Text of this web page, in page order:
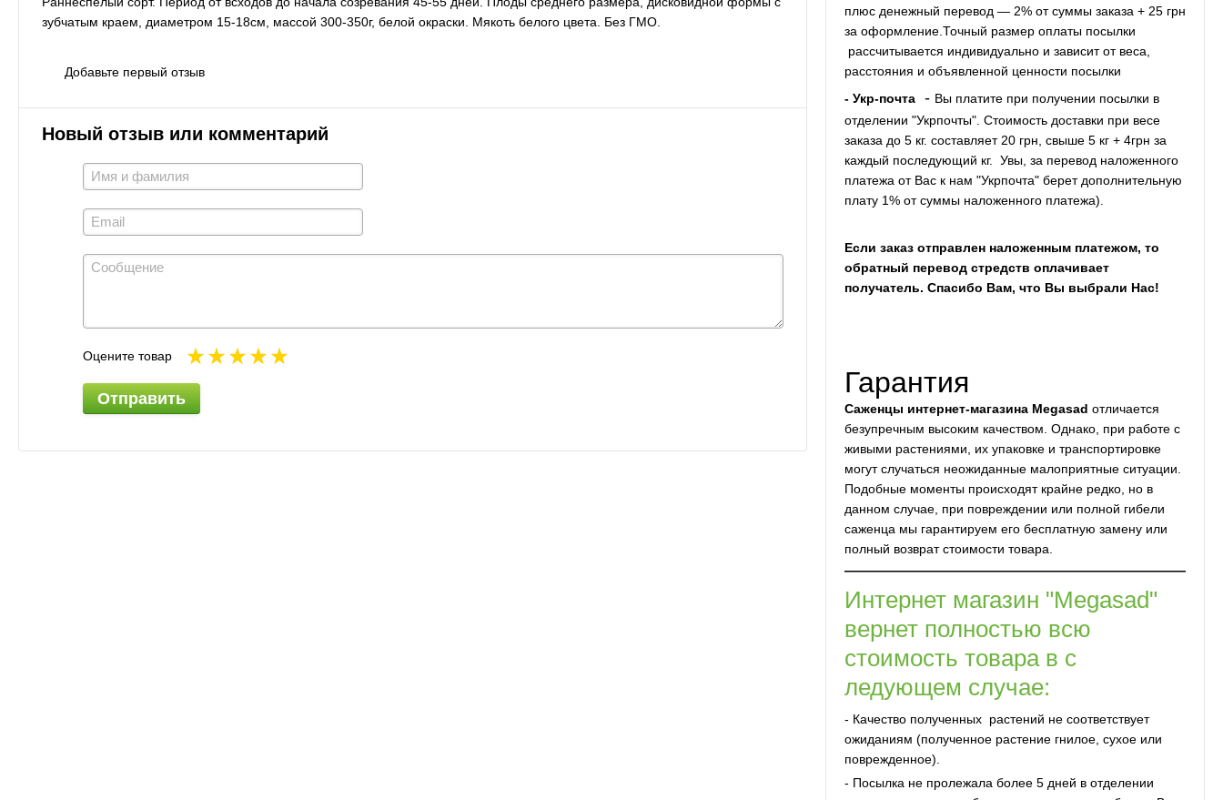
зубчатым краем, диаметром 15-18см, массой 300-350г, белой окраски. Мякоть белого цвета. Без ГМО.
Добавьте первый отзыв
Новый отзыв или комментарий
Оцените товар
Отправить
плюс денежный перевод — 2% от суммы заказа + 25 грн
за оформление.Точный размер оплаты посылки
рассчитывается индивидуально и зависит от веса,
расстояния и объявленной ценности посылки
- Укр-почта- Вы платите при получении посылки в
отделении "Укрпочты". Стоимость доставки при весе
заказа до 5 кг. составляет 20 грн, свыше 5 кг + 4грн за
каждый последующий кг. Увы, за перевод наложенного
платежа от Вас к нам "Укрпочта" берет дополнительную
плату 1% от суммы наложенного платежа).
Если заказ отправлен наложенным платежом, то
обратный перевод стредств оплачивает
получатель. Спасибо Вам, что Вы выбрали Нас!
Гарантия
Саженцы интернет-магазина Megasad отличается
безупречным высоким качеством. Однако, при работе с
живыми растениями, их упаковке и транспортировке
могут случаться неожиданные малоприятные ситуации.
Подобные моменты происходят крайне редко, но в
данном случае, при повреждении или полной гибели
саженца мы гарантируем его бесплатную замену или
полный возврат стоимости товара.
Интернет магазин "Megasad"
вернет полностью всю
стоимость товара в с
ледующем случае:
- Качество полученных растений не соответствует
ожиданиям (полученное растение гнилое, сухое или
поврежденное).
- Посылка не пролежала более 5 дней в отделении